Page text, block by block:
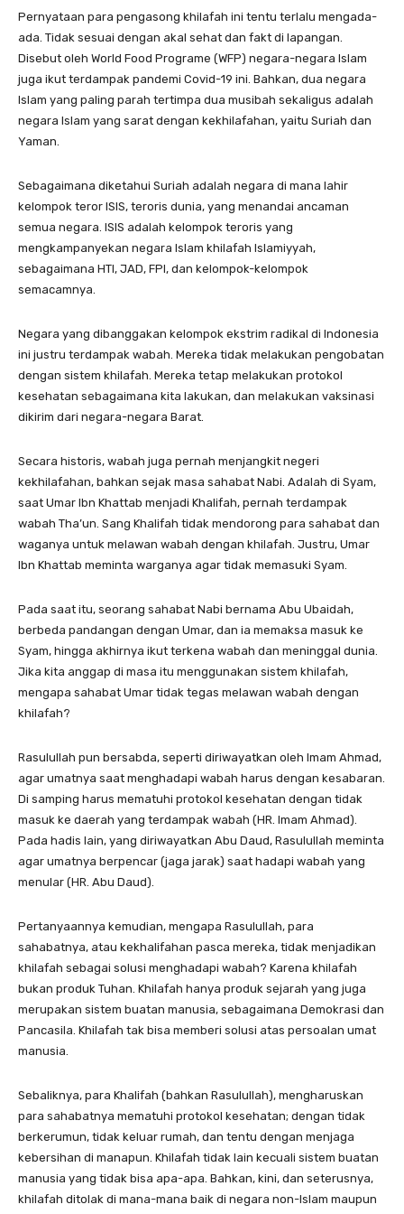
Pernyataan para pengasong khilafah ini tentu terlalu mengada-
ada. Tidak sesuai dengan akal sehat dan fakt di lapangan.
Disebut oleh World Food Programe (WFP) negara-negara Islam
juga ikut terdampak pandemi Covid-19 ini. Bahkan, dua negara
Islam yang paling parah tertimpa dua musibah sekaligus adalah
negara Islam yang sarat dengan kekhilafahan, yaitu Suriah dan
Yaman.
Sebagaimana diketahui Suriah adalah negara di mana lahir
kelompok teror ISIS, teroris dunia, yang menandai ancaman
semua negara. ISIS adalah kelompok teroris yang
mengkampanyekan negara Islam khilafah Islamiyyah,
sebagaimana HTI, JAD, FPI, dan kelompok-kelompok
semacamnya.
Negara yang dibanggakan kelompok ekstrim radikal di Indonesia
ini justru terdampak wabah. Mereka tidak melakukan pengobatan
dengan sistem khilafah. Mereka tetap melakukan protokol
kesehatan sebagaimana kita lakukan, dan melakukan vaksinasi
dikirim dari negara-negara Barat.
Secara historis, wabah juga pernah menjangkit negeri
kekhilafahan, bahkan sejak masa sahabat Nabi. Adalah di Syam,
saat Umar Ibn Khattab menjadi Khalifah, pernah terdampak
wabah Tha’un. Sang Khalifah tidak mendorong para sahabat dan
waganya untuk melawan wabah dengan khilafah. Justru, Umar
Ibn Khattab meminta warganya agar tidak memasuki Syam.
Pada saat itu, seorang sahabat Nabi bernama Abu Ubaidah,
berbeda pandangan dengan Umar, dan ia memaksa masuk ke
Syam, hingga akhirnya ikut terkena wabah dan meninggal dunia.
Jika kita anggap di masa itu menggunakan sistem khilafah,
mengapa sahabat Umar tidak tegas melawan wabah dengan
khilafah?
Rasulullah pun bersabda, seperti diriwayatkan oleh Imam Ahmad,
agar umatnya saat menghadapi wabah harus dengan kesabaran.
Di samping harus mematuhi protokol kesehatan dengan tidak
masuk ke daerah yang terdampak wabah (HR. Imam Ahmad).
Pada hadis lain, yang diriwayatkan Abu Daud, Rasulullah meminta
agar umatnya berpencar (jaga jarak) saat hadapi wabah yang
menular (HR. Abu Daud).
Pertanyaannya kemudian, mengapa Rasulullah, para
sahabatnya, atau kekhalifahan pasca mereka, tidak menjadikan
khilafah sebagai solusi menghadapi wabah? Karena khilafah
bukan produk Tuhan. Khilafah hanya produk sejarah yang juga
merupakan sistem buatan manusia, sebagaimana Demokrasi dan
Pancasila. Khilafah tak bisa memberi solusi atas persoalan umat
manusia.
Sebaliknya, para Khalifah (bahkan Rasulullah), mengharuskan
para sahabatnya mematuhi protokol kesehatan; dengan tidak
berkerumun, tidak keluar rumah, dan tentu dengan menjaga
kebersihan di manapun. Khilafah tidak lain kecuali sistem buatan
manusia yang tidak bisa apa-apa. Bahkan, kini, dan seterusnya,
khilafah ditolak di mana-mana baik di negara non-Islam maupun